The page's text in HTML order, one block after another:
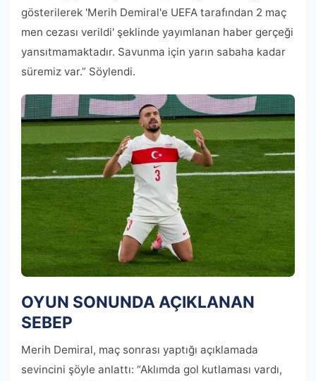
gösterilerek 'Merih Demiral'e UEFA tarafından 2 maç
men cezası verildi' şeklinde yayımlanan haber gerçeği
yansıtmamaktadır. Savunma için yarın sabaha kadar
süremiz var.” Söylendi.
OYUN SONUNDA AÇIKLANAN
SEBEP
Merih Demiral, maç sonrası yaptığı açıklamada
sevincini şöyle anlattı: “Aklımda gol kutlaması vardı,